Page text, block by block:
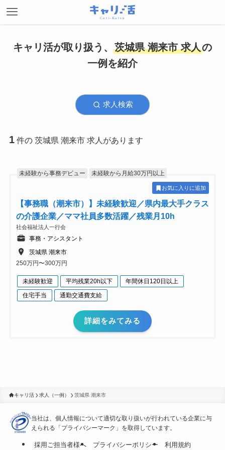
キャリ活が取り扱う、 茨城県 潮来市 求人の
一例を紹介
求人検索
1 件の 茨城県 潮来市 求人があります
未経験から事務デビュー 未経験から月給30万円以上
お気に入りに追加
【事務職（潮来市）】未経験歓迎／県内最大手クラス
の介護企業／ママ社員多数活躍／残業月10h
社会福祉法人一行会
事務・アシスタント
茨城県 潮来市
250万円〜300万円
未経験歓迎 平均残業20h以下
年間休日120日以上
住宅手当
通勤交通費支給
詳細をみてみる
キャリ活 求人（一例） 茨城県 潮来市
当社は、個人情報について適切な取り扱いが行われている企業に与
えられる「プライバシーマーク」を取得しています。
採用ご担当者様へ プライバシーポリシー 利用規約